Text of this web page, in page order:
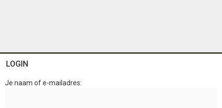
LOGIN
Je naam of e-mailadres